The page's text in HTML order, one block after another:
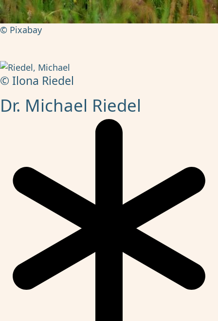
© Pixabay
© Ilona Riedel
Dr. Michael Riedel